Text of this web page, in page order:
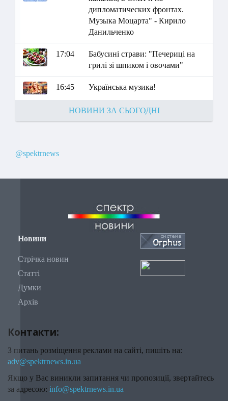
дипломатических фронтах.
Музыка Моцарта" - Кирило
Данильченко
17:04
Бабусині страви: "Печериці на
грилі зі шпиком і овочами"
16:45 Українська музика!
НОВИНИ ЗА СЬОГОДНІ
@spektrnews
Новини
Стрічка новин
Статті
Думки
Архів
Контакти:
З питань розміщення реклами на сайті, пишіть на:
adv@spektrnews.in.ua
Якщо у Вас виникли запитання чи пропозиції, звертайтесь
за адресою: info@spektrnews.in.ua